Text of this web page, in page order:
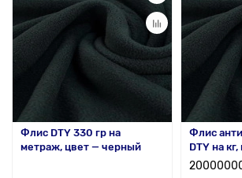
Флис DTY 330 гр на
метраж, цвет — черный
Флис
DTY на